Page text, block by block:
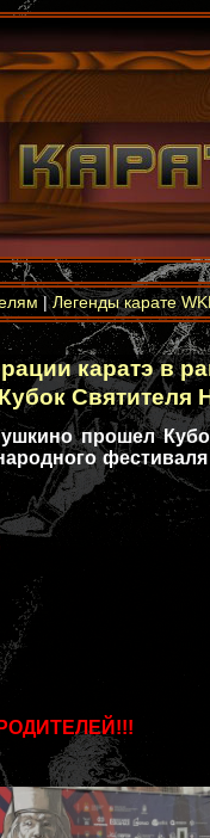
|Легенды карате
каратэ в
Святителя
прошел